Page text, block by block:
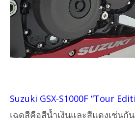
Suzuki GSX-S1000F “Tour
เฉดสีคือสีน้ำเงินและสีแดงเช่น